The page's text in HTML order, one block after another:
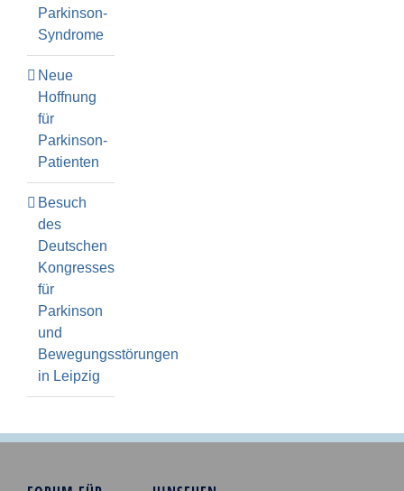
Parkinson-
Syndrome
Neue
Hoffnung
für
Parkinson-
Patienten
Besuch
des
Deutschen
Kongresses
für
Parkinson
und
Bewegungsstörungen
in Leipzig